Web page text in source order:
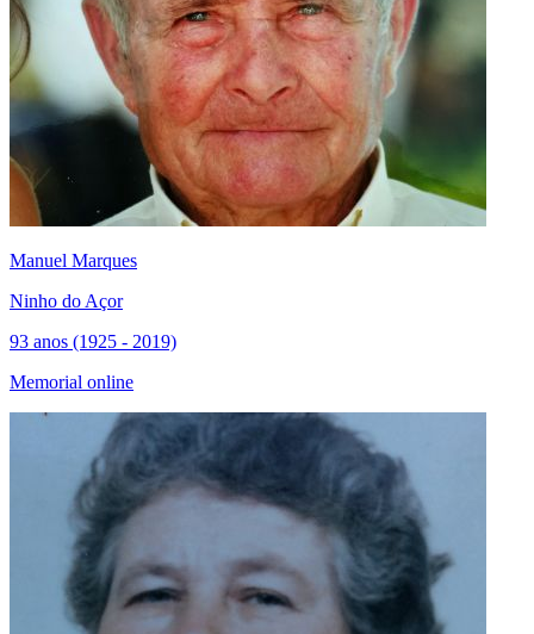
Manuel Marques
Ninho do Açor
93 anos (1925 - 2019)
Memorial online